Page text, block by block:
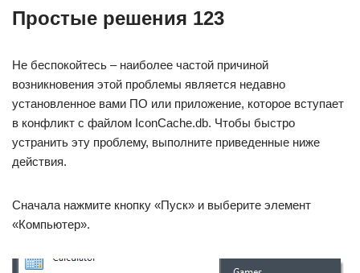
Простые решения 123
Не беспокойтесь – наиболее частой причиной
возникновения этой проблемы является недавно
установленное вами ПО или приложение, которое вступает
в конфликт с файлом IconCache.db. Чтобы быстро
устранить эту проблему, выполните приведенные ниже
действия.
Сначала нажмите кнопку «Пуск» и выберите элемент
«Компьютер».